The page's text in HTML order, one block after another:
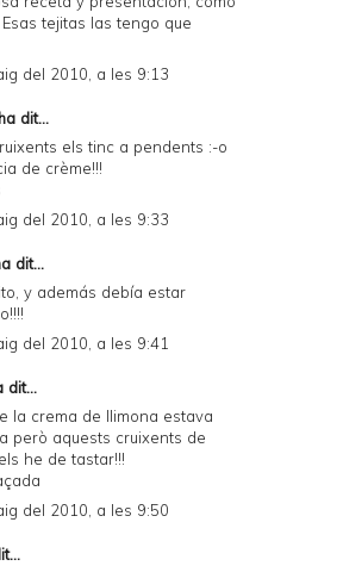
tejitas las tengo que
del 2010, a les 9:13
ha dit...
els tinc a pendents :-o
de crème!!!
del 2010, a les 9:33
dit...
y además debía estar
del 2010, a les 9:41
dit...
la crema de llimona estava
però aquests cruixents de
he de tastar!!!
del 2010, a les 9:50